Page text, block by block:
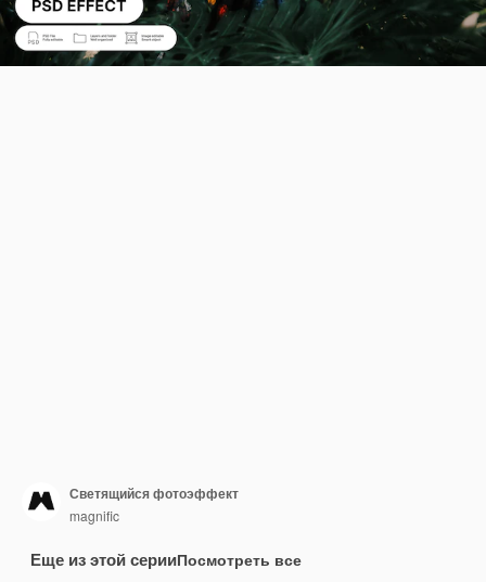
Светящийся фотоэффект
magnific
Еще из этой серииПосмотреть все